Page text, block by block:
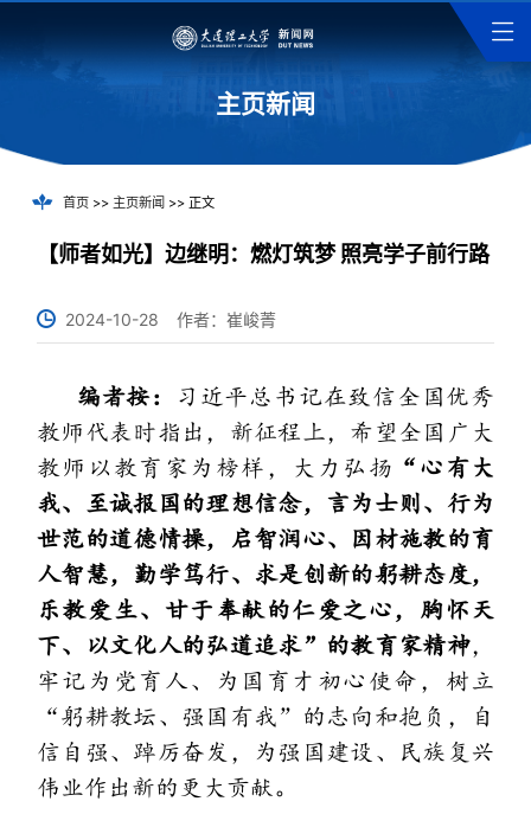
主页新闻
首页>> 主页新闻 >> 正文
【师者如光】边继明：燃灯筑梦 照亮学子前行路
2024-10-28 作者：崔峻菁
编者按：
习近平总书记在致信全国优秀
教师代表时指出，新征程上，希望全国广大
教师以教育家为榜样，大力弘扬 “心有大
我、至诚报国的理想信念，言为士则、行为
世范的道德情操，启智润心、因材施教的育
人智慧，勤学笃行、求是创新的躬耕态度，
乐教爱生、甘于奉献的仁爱之心，胸怀天
下、以文化人的弘道追求”的教育家精神，
牢记为党育人、为国育才初心使命，树立
“躬耕教坛、强国有我”的志向和抱负，自
信自强、踔厉奋发，为强国建设、民族复兴
伟业作出新的更大贡献。